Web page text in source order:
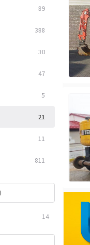
89
388
30
47
5
21
11
811
14